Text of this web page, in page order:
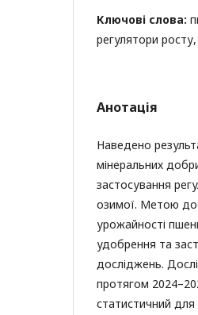
Ключові слова:
регулятори
Анотація
Наведено
мінеральних
застосування
озимої. Метою
урожайності
удобрення та
досліджень.
протягом
статистичний